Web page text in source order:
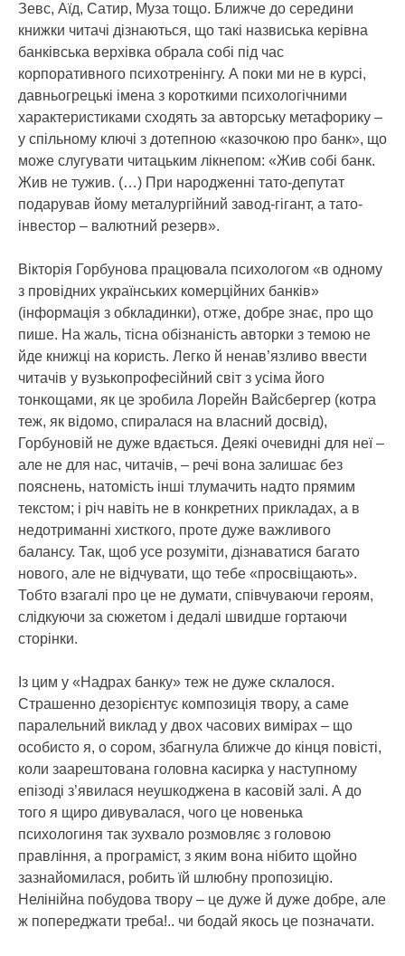
Зевс, Аїд, Сатир, Муза тощо. Ближче до середини
книжки читачі дізнаються, що такі назвиська керівна
банківська верхівка обрала собі під час
корпоративного психотренінгу. А поки ми не в курсі,
давньогрецькі імена з короткими психологічними
характеристиками сходять за авторську метафорику –
у спільному ключі з дотепною «казочкою про банк», що
може слугувати читацьким лікнепом: «Жив собі банк.
Жив не тужив. (…) При народженні тато-депутат
подарував йому металургійний завод-гігант, а тато-
інвестор – валютний резерв».
Вікторія Горбунова працювала психологом «в одному
з провідних українських комерційних банків»
(інформація з обкладинки), отже, добре знає, про що
пише. На жаль, тісна обізнаність авторки з темою не
йде книжці на користь. Легко й ненав’язливо ввести
читачів у вузькопрофесійний світ з усіма його
тонкощами, як це зробила Лорейн Вайсбергер (котра
теж, як відомо, спиралася на власний досвід),
Горбуновій не дуже вдається. Деякі очевидні для неї –
але не для нас, читачів, – речі вона залишає без
пояснень, натомість інші тлумачить надто прямим
текстом; і річ навіть не в конкретних прикладах, а в
недотриманні хисткого, проте дуже важливого
балансу. Так, щоб усе розуміти, дізнаватися багато
нового, але не відчувати, що тебе «просвіщають».
Тобто взагалі про це не думати, співчуваючи героям,
слідкуючи за сюжетом і дедалі швидше гортаючи
сторінки.
Із цим у «Надрах банку» теж не дуже склалося.
Страшенно дезорієнтує композиція твору, а саме
паралельний виклад у двох часових вимірах – що
особисто я, о сором, збагнула ближче до кінця повісті,
коли заарештована головна касирка у наступному
епізоді з’явилася неушкоджена в касовій залі. А до
того я щиро дивувалася, чого це новенька
психологиня так зухвало розмовляє з головою
правління, а програміст, з яким вона нібито щойно
зазнайомилася, робить їй шлюбну пропозицію.
Нелінійна побудова твору – це дуже й дуже добре, але
ж попереджати треба!.. чи бодай якось це позначати.